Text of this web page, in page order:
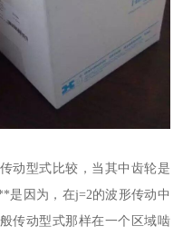
动型式比较，当其中齿轮是
是因为，在j=2的波形传动中
传动型式那样在一个区域啮